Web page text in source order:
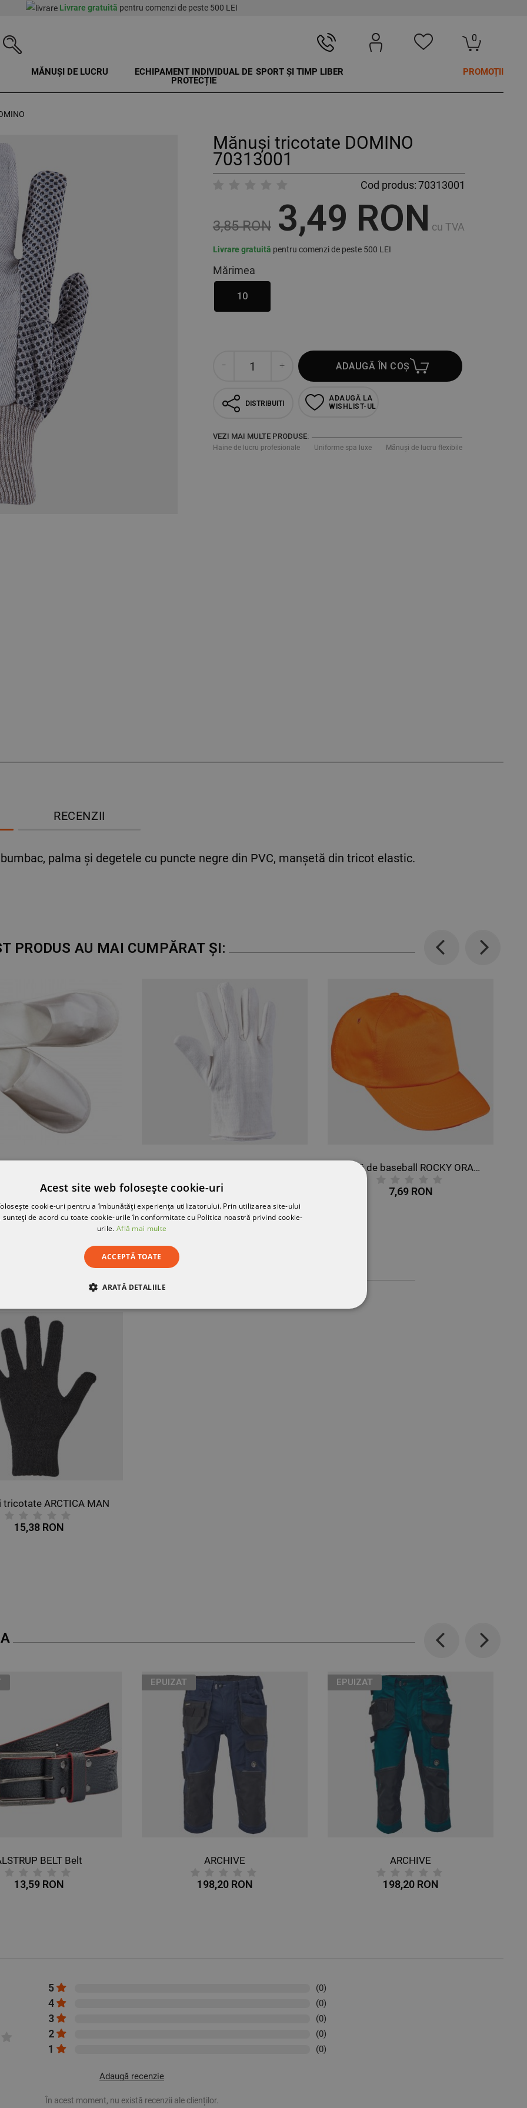
Livrare gratuită pentru comenzi de peste 500 LEI
0
MĂNUȘI DE LUCRU
ECHIPAMENT INDIVIDUAL DE
PROTECȚIE
SPORT ȘI TIMP LIBER PROMOȚII
Mănuși tricotate DOMINO
70313001
Cod produs:70313001
3,85 RON 3,49 RON cu TVA
Livrare gratuită pentru comenzi de peste 500 LEI
Mărimea
10
ADAUGĂ ÎN COȘ
DISTRIBUITI
ADAUGĂ LA
WISHLIST-UL
VEZI MAI MULTE PRODUSE:
Haine de lucru profesionale Uniforme spa luxe Mănuși de lucru flexibile
RECENZII
palma şi degetele cu puncte negre din PVC, manşetă din tricot elastic.
PRODUS AU MAI CUMPĂRAT ȘI:
Previous
3,55 RON
3,02 RON
-10%
2,72 RON
Șapcă de baseball ROCKY ORANGE
7,69 RON
Next
tricotate ARCTICA MAN
15,38 RON
Previous
BELT Belt
13,59 RON
EPUIZAT
ARCHIVE
198,20 RON
EPUIZAT
ARCHIVE
198,20 RON
Next
5 (0)
4 (0)
3 (0)
2 (0)
1 (0)
Adaugă recenzie
În acest moment, nu există recenzii ale clienților.
Acest site web folosește cookie-uri
cookie-uri pentru a îmbunătăți experiența utilizatorului. Prin utilizarea site-ului
sunteți de acord cu toate cookie-urile în conformitate cu Politica noastră privind cookie-
urile. Află mai multe
ACCEPTĂ TOATE
ARATĂ DETALIILE
DE TARGETARE DE FUNCŢIONALITATE